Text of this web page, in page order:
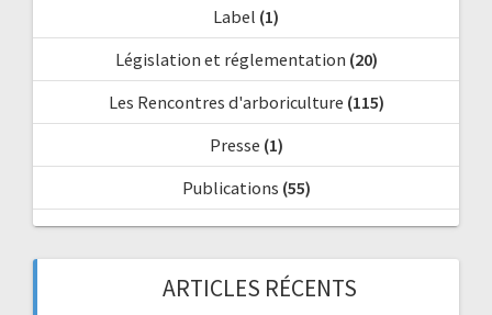
Label (1)
Législation et réglementation (20)
Les Rencontres d'arboriculture (115)
Presse (1)
Publications (55)
ARTICLES RÉCENTS